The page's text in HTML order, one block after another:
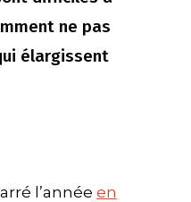
ne pas
élargissent
l’année en